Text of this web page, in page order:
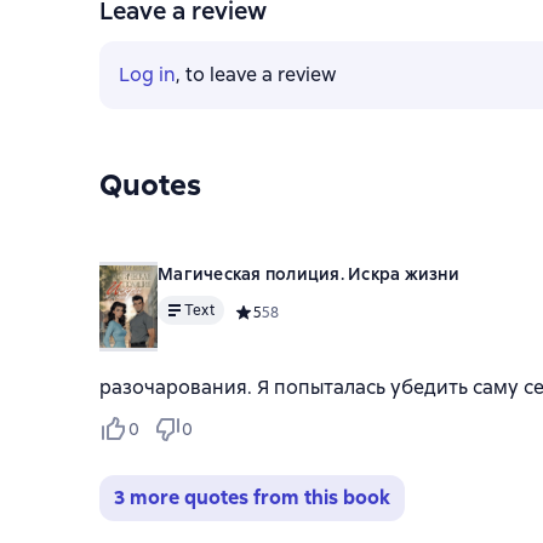
Leave a review
Log in, to leave a review
Quotes
Магическая полиция. Искра жизни
Text Средний рейтинг 5 на основе 58 оценок
558
разочарования. Я попыталась убедить саму
0 0
3 more quotes from this book